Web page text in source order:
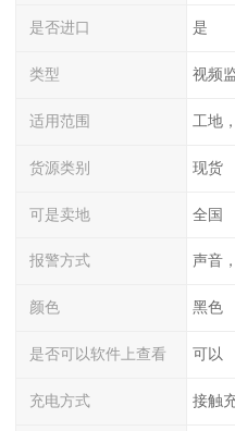
是否进口 是
类型 视频
适用范围 工地
货源类别 现货
可是卖地 全国
报警方式 声音
颜色 黑色
是否可以软件上查看 可以
充电方式 接触